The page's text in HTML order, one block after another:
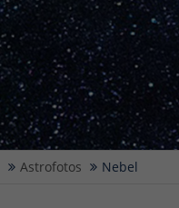
Astrofotos Nebel